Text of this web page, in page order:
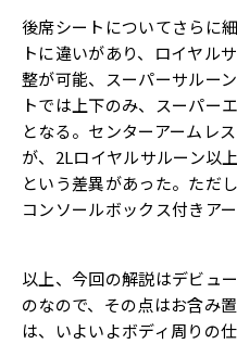
後席シートについてさらに
トに違いがあり、ロイヤル
整が可能、スーパーサルー
トでは上下のみ、スーパー
となる。センターアームレ
が、2Lロイヤルサルーン以
という差異があった。ただ
コンソールボックス付きア
以上、今回の解説はデビュ
のなので、その点はお含み
は、いよいよボディ周りの